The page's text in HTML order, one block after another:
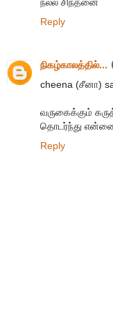
Reply
நிகழ்காலத்தில்...
cheena (சீனா)
வருகைக்கும்
தொடர்ந்து என்னை
Reply